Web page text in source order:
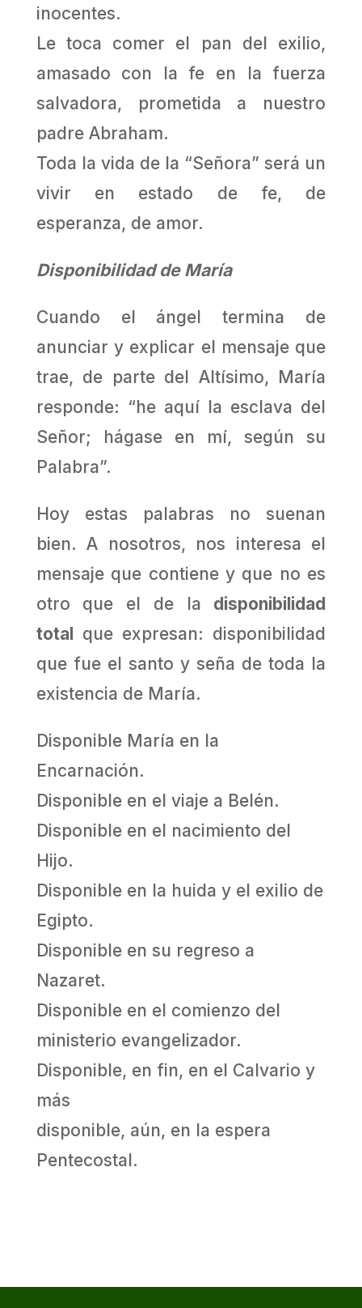
inocentes.
Le toca comer el pan del exilio,
amasado con la fe en la fuerza
salvadora, prometida a nuestro
padre Abraham.
Toda la vida de la “Señora” será un
vivir en estado de fe, de
esperanza, de amor.
Disponibilidad de María
Cuando el ángel termina de
anunciar y explicar el mensaje que
trae, de parte del Altísimo, María
responde: “he aquí la esclava del
Señor; hágase en mí, según su
Palabra”.
Hoy estas palabras no suenan
bien. A nosotros, nos interesa el
mensaje que contiene y que no es
otro que el de la disponibilidad
total que expresan: disponibilidad
que fue el santo y seña de toda la
existencia de María.
Disponible María en la
Encarnación.
Disponible en el viaje a Belén.
Disponible en el nacimiento del
Hijo.
Disponible en la huida y el exilio de
Egipto.
Disponible en su regreso a
Nazaret.
Disponible en el comienzo del
ministerio evangelizador.
Disponible, en fin, en el Calvario y
más
disponible, aún, en la espera
Pentecostal.